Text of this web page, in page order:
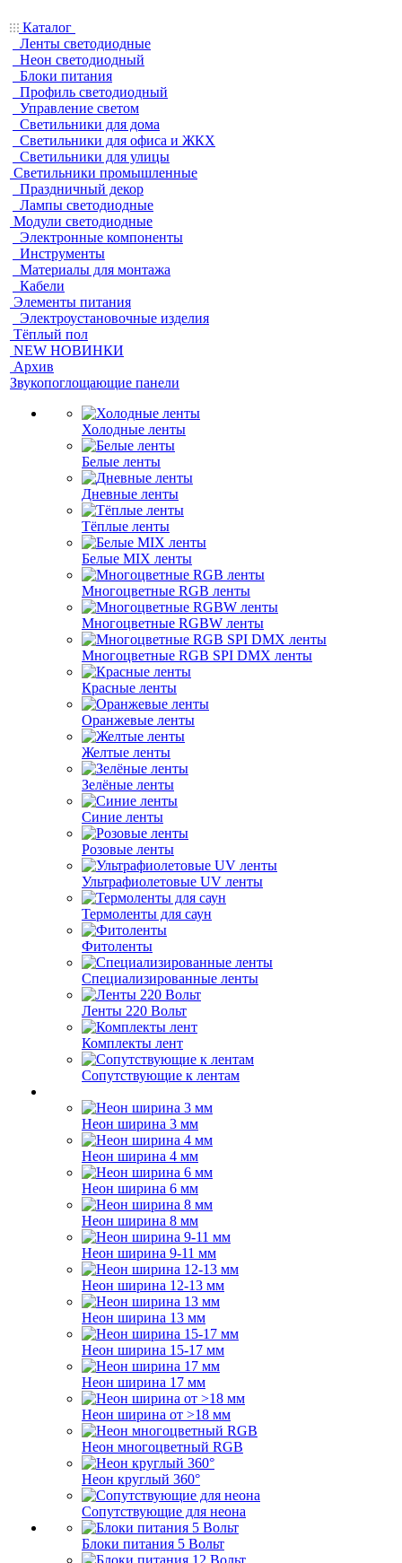
Каталог
Ленты светодиодные
Неон светодиодный
Блоки питания
Профиль светодиодный
Управление светом
Светильники для дома
Светильники для офиса и ЖКХ
Светильники для улицы
Светильники промышленные
Праздничный декор
Лампы светодиодные
Модули светодиодные
Электронные компоненты
Инструменты
Материалы для монтажа
Кабели
Элементы питания
Электроустановочные изделия
Тёплый пол
NEW НОВИНКИ
Архив
Звукопоглощающие панели
Холодные ленты
Белые ленты
Дневные ленты
Тёплые ленты
Белые MIX ленты
Многоцветные RGB ленты
Многоцветные RGBW ленты
Многоцветные RGB SPI DMX ленты
Красные ленты
Оранжевые ленты
Желтые ленты
Зелёные ленты
Синие ленты
Розовые ленты
Ультрафиолетовые UV ленты
Термоленты для саун
Фитоленты
Специализированные ленты
Ленты 220 Вольт
Комплекты лент
Сопутствующие к лентам
Неон ширина 3 мм
Неон ширина 4 мм
Неон ширина 6 мм
Неон ширина 8 мм
Неон ширина 9-11 мм
Неон ширина 12-13 мм
Неон ширина 13 мм
Неон ширина 15-17 мм
Неон ширина 17 мм
Неон ширина от >18 мм
Неон многоцветный RGB
Неон круглый 360°
Сопутствующие для неона
Блоки питания 5 Вольт